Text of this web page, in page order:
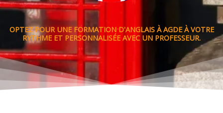
OPTEZ POUR UNE FORMATION D'ANGLAIS À AGDE À VOTRE
RYTHME ET PERSONNALISÉE AVEC UN PROFESSEUR.